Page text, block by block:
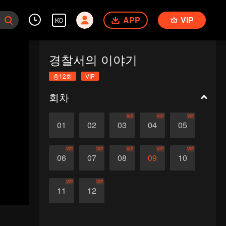
KO APP VIP
경찰서의 이야기
총12회 VIP
회차
01 02 03
VIP
04
VIP
05
VIP
06
VIP
07
VIP
08
VIP
09
VIP
10
VIP
11
VIP
12
VIP